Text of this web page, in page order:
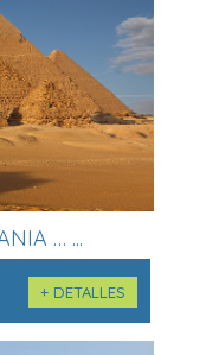
… ...
+ DETALLES